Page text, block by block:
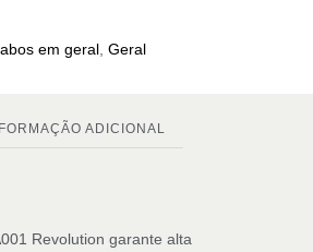
em geral Geral
ADICIONAL
Revolution garante alta